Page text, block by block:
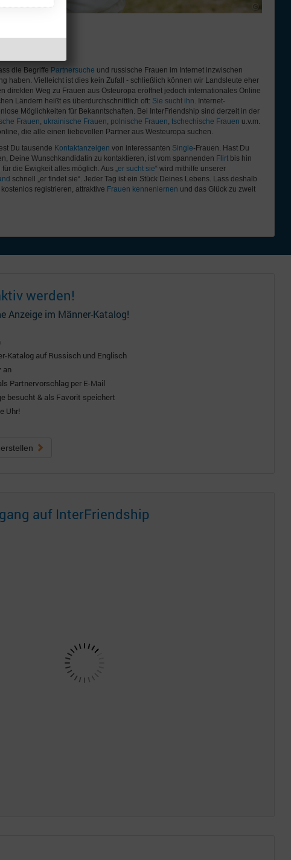
die Begriffe Partnersuche und russische Frauen im Internet inzwischen
haben. Vielleicht ist dies kein Zufall - schließlich können wir Landsleute eher
direkten Weg zu Frauen aus Osteuropa eröffnet jedoch internationales Online
Ländern heißt es überdurchschnittlich oft: Sie sucht ihn. Internet-
Möglichkeiten für Bekanntschaften. Bei InterFriendship sind derzeit in der
Frauen, ukrainische Frauen, polnische Frauen, tschechische Frauen u.v.m.
die alle einen liebevollen Partner aus Westeuropa suchen.
Du tausende Kontaktanzeigen von interessanten Single-Frauen. Hast Du
Deine Wunschkandidatin zu kontaktieren, ist vom spannenden Flirt bis hin
die Ewigkeit alles möglich. Aus „er sucht sie“ wird mithilfe unserer
schnell „er findet sie“. Jeder Tag ist ein Stück Deines Lebens. Lass deshalb
registrieren, attraktive Frauen kennenlernen und das Glück zu zweit
werden!
Anzeige im Männer-Katalog!
Katalog auf Russisch und Englisch
an
Partnervorschlag per E-Mail
besucht & als Favorit speichert
Uhr!
auf InterFriendship